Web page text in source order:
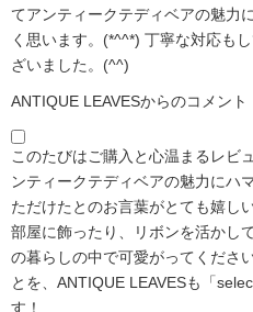
てアンティークテディベアの魅力
く思います。(*^^*) 丁寧な対応も
ざいました。(^^)
ANTIQUE LEAVESからのコメント
このたびはご購入と心温まるレビ
ンティークテディベアの魅力にハ
ただけたとのお言葉がとても嬉し
部屋に飾ったり、リボンを活かし
の暮らしの中で可愛がってくださ
とを、ANTIQUE LEAVESも「
す！